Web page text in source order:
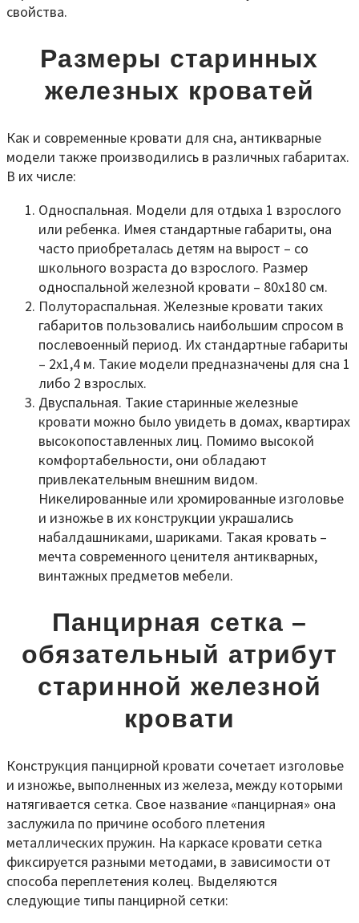
свойства.
Размеры старинных
железных кроватей
Как и современные кровати для сна, антикварные
модели также производились в различных габаритах.
В их числе:
Односпальная. Модели для отдыха 1 взрослого
или ребенка. Имея стандартные габариты, она
часто приобреталась детям на вырост – со
школьного возраста до взрослого. Размер
односпальной железной кровати – 80x180 см.
Полутораспальная. Железные кровати таких
габаритов пользовались наибольшим спросом в
послевоенный период. Их стандартные габариты
– 2x1,4 м. Такие модели предназначены для сна 1
либо 2 взрослых.
Двуспальная. Такие старинные железные
кровати можно было увидеть в домах, квартирах
высокопоставленных лиц. Помимо высокой
комфортабельности, они обладают
привлекательным внешним видом.
Никелированные или хромированные изголовье
и изножье в их конструкции украшались
набалдашниками, шариками. Такая кровать –
мечта современного ценителя антикварных,
винтажных предметов мебели.
Панцирная сетка –
обязательный атрибут
старинной железной
кровати
Конструкция панцирной кровати сочетает изголовье
и изножье, выполненных из железа, между которыми
натягивается сетка. Свое название «панцирная» она
заслужила по причине особого плетения
металлических пружин. На каркасе кровати сетка
фиксируется разными методами, в зависимости от
способа переплетения колец. Выделяются
следующие типы панцирной сетки: